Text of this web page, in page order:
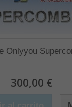
Onlyyou
300,00 €